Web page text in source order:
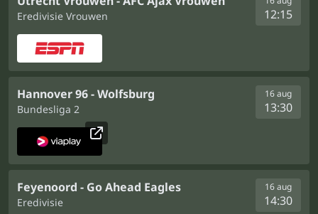
Eredivisie Vrouwen 12:15
Hannover 96 - Wolfsburg
Bundesliga 2
16 aug
13:30
Feyenoord - Go Ahead Eagles
Eredivisie
16 aug
14:30